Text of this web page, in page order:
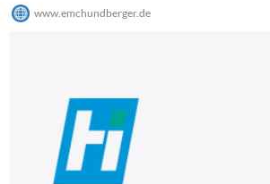
www.emchundberger.de